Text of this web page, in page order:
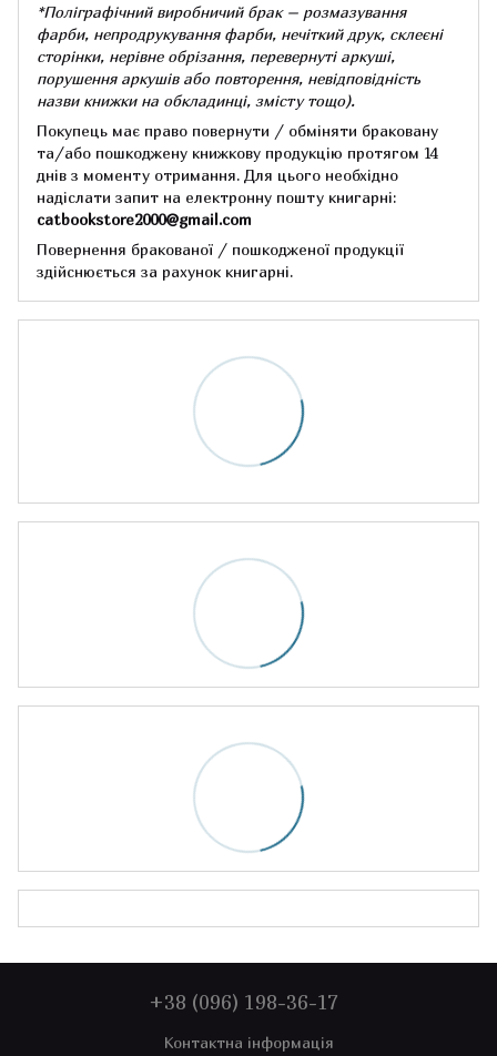
*Поліграфічний виробничий брак – розмазування
фарби, непродрукування фарби, нечіткий друк, склеєні
сторінки, нерівне обрізання, перевернуті аркуші,
порушення аркушів або повторення, невідповідність
назви книжки на обкладинці, змісту тощо).
Покупець має право повернути / обміняти браковану
та/або пошкоджену книжкову продукцію протягом 14
днів з моменту отримання. Для цього необхідно
надіслати запит на електронну пошту книгарні:
catbookstore2000@gmail.com
Повернення бракованої / пошкодженої продукції
здійснюється за рахунок книгарні.
+38 (096) 198-36-17
Контактна інформація